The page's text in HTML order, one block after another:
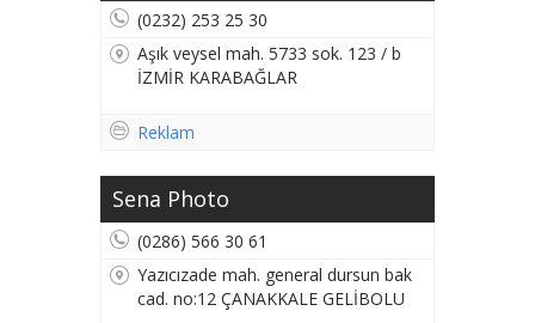
(0232) 253 25 30
Aşık veysel mah. 5733 sok. 123 / b
İZMİR KARABAĞLAR
Reklam
Sena Photo
(0286) 566 30 61
Yazıcızade mah. general dursun bak
cad. no:12 ÇANAKKALE GELİBOLU